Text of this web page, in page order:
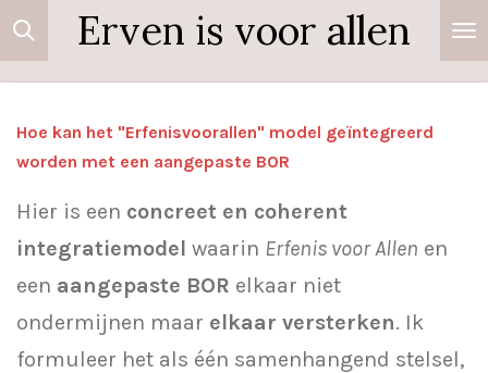
Ga
naar
hoofdinhoud
Erven is voor allen
Hoe kan het "Erfenisvoorallen" model geïntegreerd
worden met een aangepaste BOR
Hier is een concreet en coherent
integratiemodel waarin Erfenis voor Allen en
een aangepaste BOR elkaar niet
ondermijnen maar elkaar versterken. Ik
formuleer het als één samenhangend stelsel,